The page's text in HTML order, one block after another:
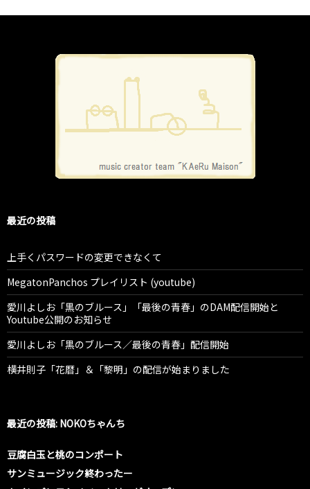
最近の投稿
上手くパスワードの変更できなくて
MegatonPanchos プレイリスト (youtube)
愛川よしお「黒のブルース」「最後の青春」のDAM配信開始と
Youtube公開のお知らせ
愛川よしお「黒のブルース／最後の青春」配信開始
横井則子「花暦」＆「黎明」の配信が始まりました
最近の投稿: NOKOちゃんち
豆腐白玉と桃のコンポート
サンミュージック終わったー